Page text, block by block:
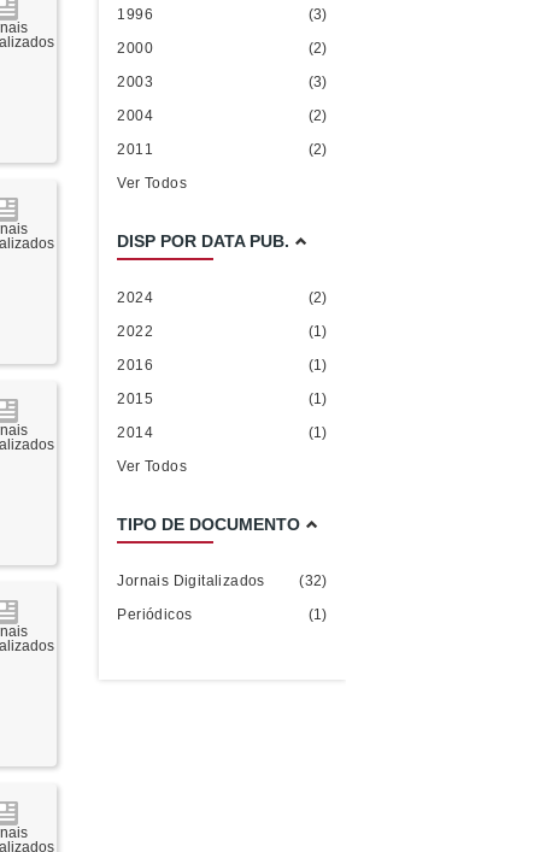
1996
(3)
2000
(2)
2003
(3)
2004
(2)
2011
(2)
Ver Todos
DISP POR DATA PUB.
2024
(2)
2022
(1)
2016
(1)
2015
(1)
2014
(1)
Ver Todos
TIPO DE DOCUMENTO
Jornais Digitalizados
(32)
Periódicos
(1)